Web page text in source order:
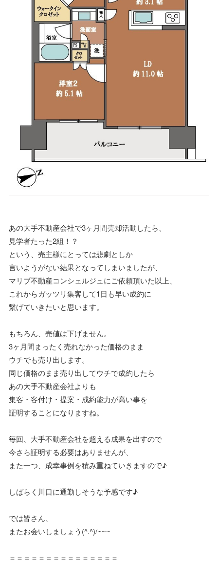
あの大手不動産会社で3ヶ月間売却活動したら、
見学者たった2組！？
という、売主様にとっては悲劇としか
言いようがない結果となってしまいましたが、
マリブ不動産コンシェルジュにご依頼頂いた以上、
これからガッツリ集客して1日も早い成約に
繋げていきたいと思います。
もちろん、売値は下げません。
3ヶ月間まったく売れなかった価格のまま
ウチでも売り出します。
同じ価格のまま売り出してウチで成約したら
あの大手不動産会社よりも
集客・客付け・提案・成約能力が高い事を
証明することになりますね。
毎回、大手不動産会社を超える成果を出すので
今さら証明する必要はありませんが、
また一つ、成幸事例を積み重ねていきますので♪
しばらく川口に通勤しそうな予感です♪
では皆さん、
またお会いしましょう(^.^)/~~~
＝＝＝＝＝＝＝＝＝＝＝＝＝＝＝